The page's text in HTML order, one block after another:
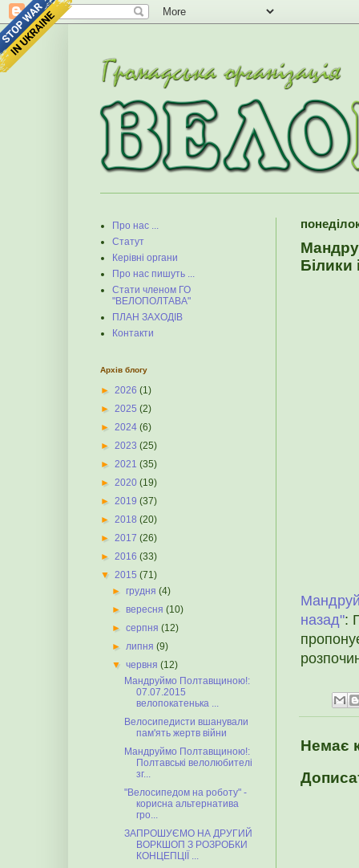
Білики
назад":
Немає
Про нас ...
Статут
Керівні органи
Про нас пишуть ...
Стати членом ГО
"ВЕЛОПОЛТАВА"
ПЛАН ЗАХОДІВ
Контакти
Архів блогу
► 2026 (1)
► 2025 (2)
► 2024 (6)
► 2023 (25)
► 2021 (35)
► 2020 (19)
► 2019 (37)
► 2018 (20)
► 2017 (26)
► 2016 (33)
▼ 2015 (71)
►грудня(4)
►вересня(10)
►серпня(12)
►липня(9)
▼червня(12)
Мандруймо Полтавщиною!:
07.07.2015
велопокатенька ...
Велосипедисти вшанували
пам'ять жертв війни
Мандруймо Полтавщиною!:
Полтавські велолюбителі
зг...
"Велосипедом на роботу" -
корисна альтернатива
гро...
ЗАПРОШУЄМО НА ДРУГИЙ
ВОРКШОП З РОЗРОБКИ
КОНЦЕПЦІЇ ...